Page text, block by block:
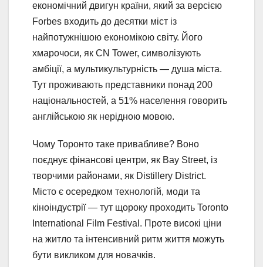
економічний двигун країни, який за версією
Forbes входить до десятки міст із
найпотужнішою економікою світу. Його
хмарочоси, як CN Tower, символізують
амбіції, а мультикультурність — душа міста.
Тут проживають представники понад 200
національностей, а 51% населення говорить
англійською як нерідною мовою.
Чому Торонто таке привабливе? Воно
поєднує фінансові центри, як Bay Street, із
творчими районами, як Distillery District.
Місто є осередком технологій, моди та
кіноіндустрії — тут щороку проходить Toronto
International Film Festival. Проте високі ціни
на житло та інтенсивний ритм життя можуть
бути викликом для новачків.